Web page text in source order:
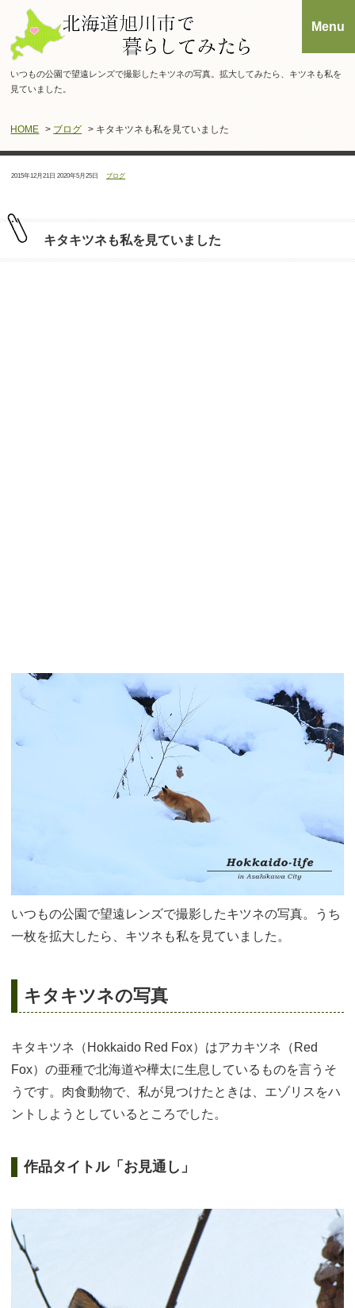
いつもの公園で望遠レンズで撮影したキツネの写真。拡大してみたら、キツネも私を
見ていました。
HOME > ブログ > キタキツネも私を見ていました
投
2015年12月21日 最
2020年5月25日
カ
テ
ブログ
キタキツネも私を見ていました
いつもの公園で望遠レンズで撮影したキツネの写真。うち
一枚を拡大したら、キツネも私を見ていました。
キタキツネの写真
キタキツネ（Hokkaido Red Fox）はアカキツネ（Red
Fox）の亜種で北海道や樺太に生息しているものを言うそ
うです。肉食動物で、私が見つけたときは、エゾリスをハ
ントしようとしているところでした。
作品タイトル「お見通し」